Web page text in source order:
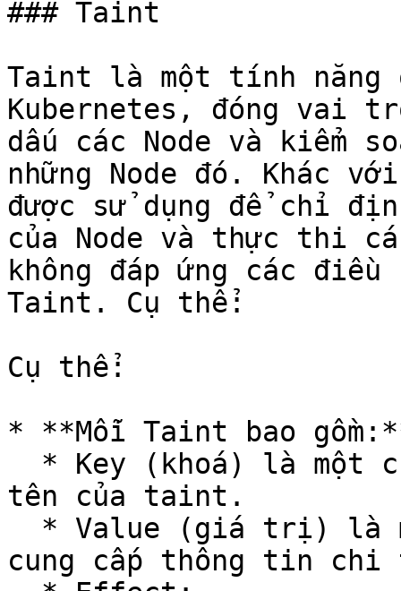
### Taint
Taint là một tính năng
Kubernetes, đóng vai
dấu các Node và kiểm
những Node đó. Khác
được sử dụng để chỉ
của Node và thực thi
không đáp ứng các
Taint. Cụ thể:
Cụ thể:
* **Mỗi Taint bao
tên của taint.
cung cấp thông tin